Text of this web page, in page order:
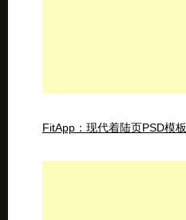
FitApp：现代着陆页PSD模板